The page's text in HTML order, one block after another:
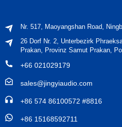
Nr. 517, Maoyangshan Road,
26 Dorf Nr. 2, Unterbezirk
Prakan, Provinz Samut Prakan,
+66 021029179
sales@jingyiaudio.com
+86 574 86100572 #8816
+86 15168592711